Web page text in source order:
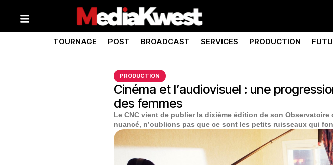
TOURNAGE POST BROADCAST SERVICES PRODUCTION
PRODUCTION
Cinéma et l’audiovisuel : une
des femmes
Le CNC vient de publier la dixième édition de son
nuancé, n’oublions pas que ce sont les petits ruisseaux qui